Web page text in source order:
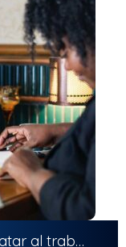
Empleo es la
una suspensión
trabajadores. O
decide